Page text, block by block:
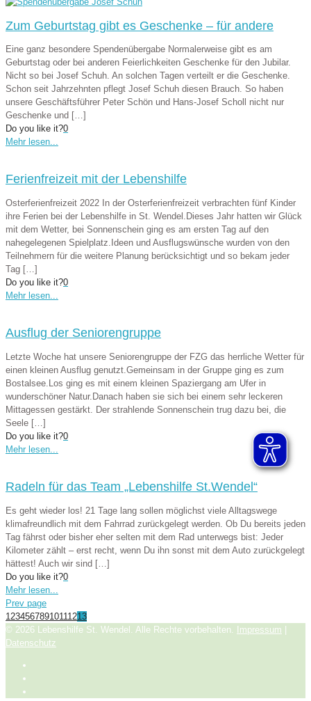
Zum Geburtstag gibt es Geschenke – für andere
Eine ganz besondere Spendenübergabe Normalerweise gibt es am
Geburtstag oder bei anderen Feierlichkeiten Geschenke für den Jubilar.
Nicht so bei Josef Schuh. An solchen Tagen verteilt er die Geschenke.
Schon seit Jahrzehnten pflegt Josef Schuh diesen Brauch. So haben
unsere Geschäftsführer Peter Schön und Hans-Josef Scholl nicht nur
Geschenke und […]
Do you like it?0
Mehr lesen...
Ferienfreizeit mit der Lebenshilfe
Osterferienfreizeit 2022 In der Osterferienfreizeit verbrachten fünf Kinder
ihre Ferien bei der Lebenshilfe in St. Wendel.Dieses Jahr hatten wir Glück
mit dem Wetter, bei Sonnenschein ging es am ersten Tag auf den
nahegelegenen Spielplatz.Ideen und Ausflugswünsche wurden von den
Teilnehmern für die weitere Planung berücksichtigt und so bekam jeder
Tag […]
Do you like it?0
Mehr lesen...
Ausflug der Seniorengruppe
Letzte Woche hat unsere Seniorengruppe der FZG das herrliche Wetter für
einen kleinen Ausflug genutzt.Gemeinsam in der Gruppe ging es zum
Bostalsee.Los ging es mit einem kleinen Spaziergang am Ufer in
wunderschöner Natur.Danach haben sie sich bei einem sehr leckeren
Mittagessen gestärkt. Der strahlende Sonnenschein trug dazu bei, die
Seele […]
Do you like it?0
Mehr lesen...
Radeln für das Team „Lebenshilfe St.Wendel“
Es geht wieder los! 21 Tage lang sollen möglichst viele Alltagswege
klimafreundlich mit dem Fahrrad zurückgelegt werden. Ob Du bereits jeden
Tag fährst oder bisher eher selten mit dem Rad unterwegs bist: Jeder
Kilometer zählt – erst recht, wenn Du ihn sonst mit dem Auto zurückgelegt
hättest! Auch wir sind […]
Do you like it?0
Mehr lesen...
Prev page
12345678910111213
© 2026 Lebenshilfe St. Wendel. Alle Rechte vorbehalten.
Impressum
Datenschutz